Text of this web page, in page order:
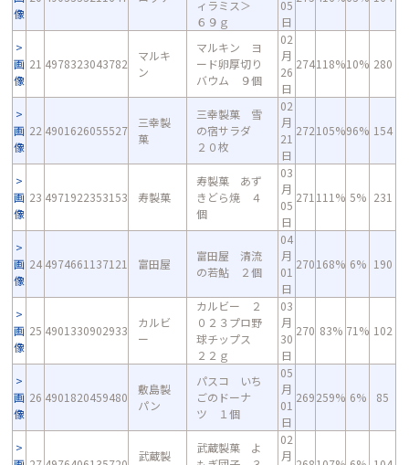
像
ィラミス＞
６９ｇ
05
日
画
像
21 4978323043782
マルキ
ン
マルキン ヨ
ード卵厚切り
バウム ９個
02
月
26
日
274118%10% 280
画
像
22 4901626055527
三幸製
菓
三幸製菓 雪
の宿サラダ
２０枚
02
月
21
日
272105%96% 154
画
像
23 4971922353153 寿製菓
寿製菓 あず
きどら焼 ４
個
03
月
05
日
271 111% 5% 231
画
像
24 4974661137121 富田屋
富田屋 清流
の若鮎 ２個
04
月
01
日
270168% 6% 190
画
像
25 4901330902933
カルビ
ー
カルビー ２
０２３プロ野
球チップス
２２ｇ
03
月
30
日
270 83% 71% 102
画
像
26 4901820459480
敷島製
パン
パスコ いち
ごのドーナ
ツ １個
05
月
01
日
269259% 6% 85
武蔵製
武蔵製菓 よ
02
月